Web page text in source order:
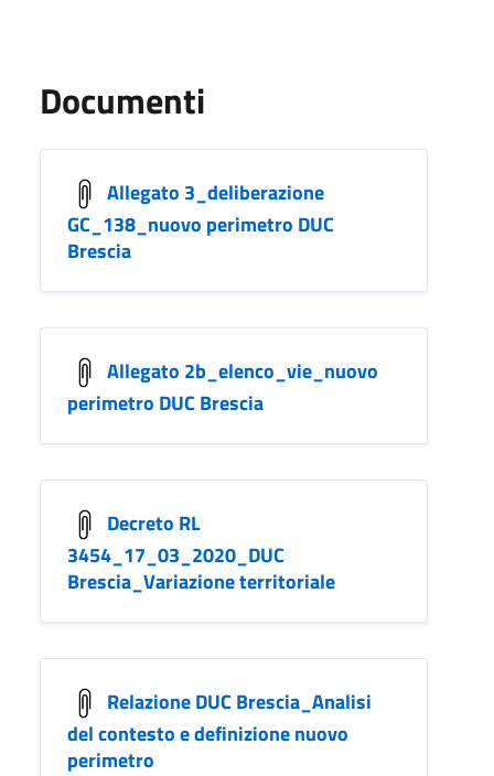
Documenti
Allegato 3_deliberazione
GC_138_nuovo perimetro DUC
Brescia
Allegato 2b_elenco_vie_nuovo
perimetro DUC Brescia
Decreto RL
3454_17_03_2020_DUC
Brescia_Variazione territoriale
Relazione DUC Brescia_Analisi
del contesto e definizione nuovo
perimetro